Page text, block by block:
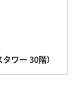
ワー 30階）